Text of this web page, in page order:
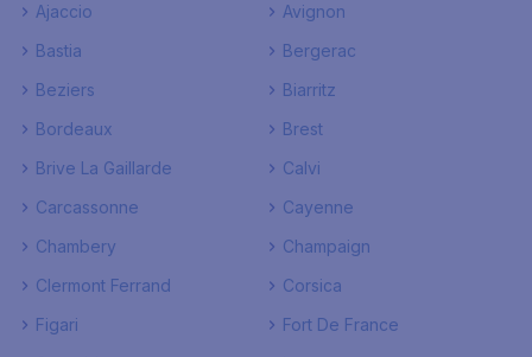
Ajaccio
Avignon
Bastia
Bergerac
Beziers
Biarritz
Bordeaux
Brest
Brive La Gaillarde
Calvi
Carcassonne
Cayenne
Chambery
Champaign
Clermont Ferrand
Corsica
Figari
Fort De France